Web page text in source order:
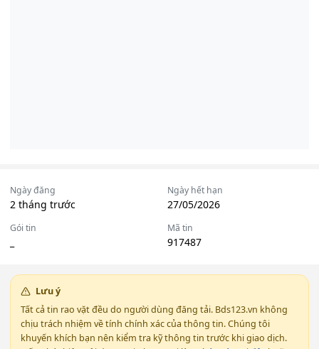
Ngày đăng
2 tháng trước
Ngày hết hạn
27/05/2026
Gói tin Mã tin
917487
Lưu ý
Tất cả tin rao vặt đều do người dùng đăng tải. Bds123.vn không
chịu trách nhiệm về tính chính xác của thông tin. Chúng tôi
khuyến khích bạn nên kiểm tra kỹ thông tin trước khi giao dịch.